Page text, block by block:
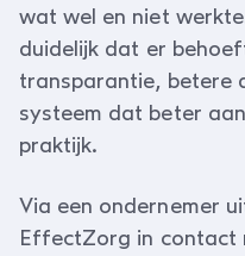
wat wel en niet
duidelijk dat er
transparantie, betere
systeem dat beter
praktijk.
Via een ondernemer
EffectZorg in contact